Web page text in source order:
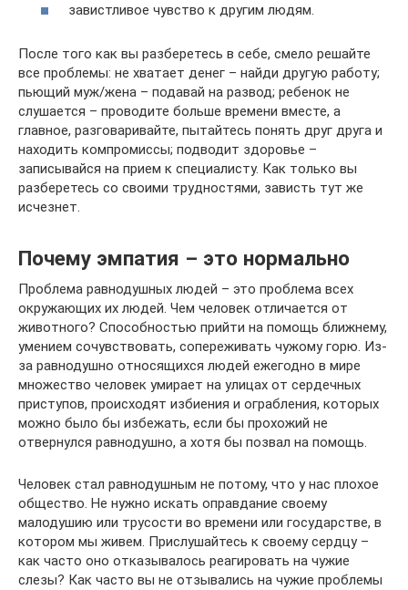
завистливое чувство к другим людям.
После того как вы разберетесь в себе, смело решайте
все проблемы: не хватает денег – найди другую работу;
пьющий муж/жена – подавай на развод; ребенок не
слушается – проводите больше времени вместе, а
главное, разговаривайте, пытайтесь понять друг друга и
находить компромиссы; подводит здоровье –
записывайся на прием к специалисту. Как только вы
разберетесь со своими трудностями, зависть тут же
исчезнет.
Почему эмпатия – это нормально
Проблема равнодушных людей – это проблема всех
окружающих их людей. Чем человек отличается от
животного? Способностью прийти на помощь ближнему,
умением сочувствовать, сопереживать чужому горю. Из-
за равнодушно относящихся людей ежегодно в мире
множество человек умирает на улицах от сердечных
приступов, происходят избиения и ограбления, которых
можно было бы избежать, если бы прохожий не
отвернулся равнодушно, а хотя бы позвал на помощь.
Человек стал равнодушным не потому, что у нас плохое
общество. Не нужно искать оправдание своему
малодушию или трусости во времени или государстве, в
котором мы живем. Прислушайтесь к своему сердцу –
как часто оно отказывалось реагировать на чужие
слезы? Как часто вы не отзывались на чужие проблемы